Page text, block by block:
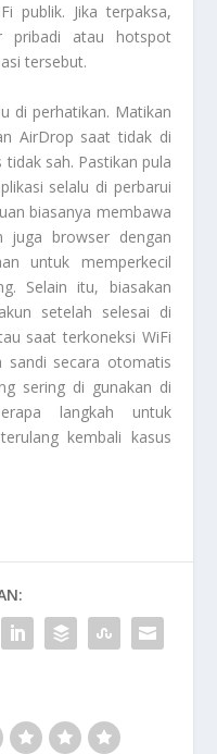
publik. Jika terpaksa,
pribadi atau hotspot
tersebut.
di perhatikan. Matikan
AirDrop saat tidak di
sah. Pastikan pula
selalu di perbarui
biasanya membawa
juga browser dengan
untuk memperkecil
Selain itu, biasakan
setelah selesai di
saat terkoneksi WiFi
sandi secara otomatis
sering di gunakan di
langkah untuk
kembali kasus